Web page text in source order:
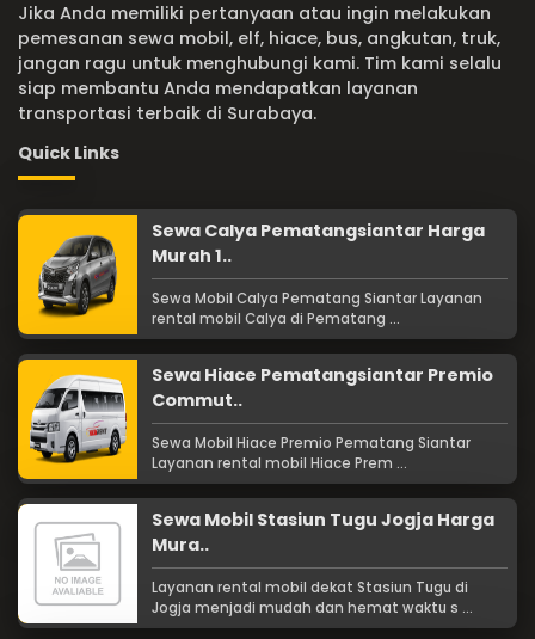
Jika Anda memiliki pertanyaan atau ingin melakukan
pemesanan sewa mobil, elf, hiace, bus, angkutan, truk,
jangan ragu untuk menghubungi kami. Tim kami selalu
siap membantu Anda mendapatkan layanan
transportasi terbaik di Surabaya.
Quick Links
Sewa Calya Pematangsiantar Harga
Murah 1..
Sewa Mobil Calya Pematang Siantar Layanan
rental mobil Calya di Pematang ...
Sewa Hiace Pematangsiantar Premio
Commut..
Sewa Mobil Hiace Premio Pematang Siantar
Layanan rental mobil Hiace Prem ...
Sewa Mobil Stasiun Tugu Jogja Harga
Mura..
Layanan rental mobil dekat Stasiun Tugu di
Jogja menjadi mudah dan hemat waktu s ...